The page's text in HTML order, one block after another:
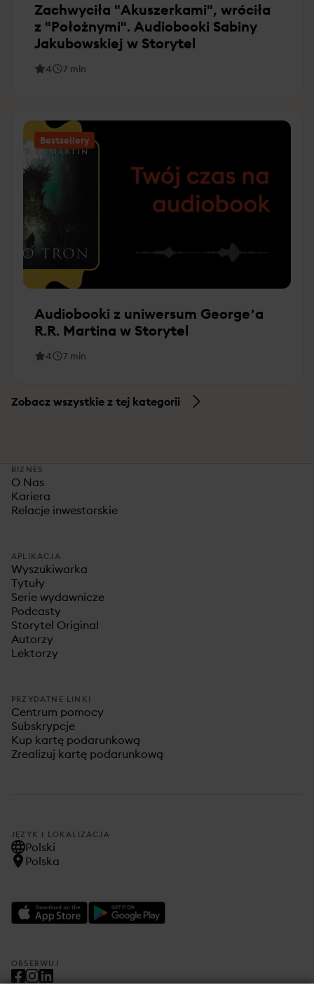
Zachwyciła "Akuszerkami", wróciła
z "Położnymi". Audiobooki Sabiny
Jakubowskiej w Storytel
4 7 min
Bestsellery
Audiobooki z uniwersum George’a
R.R. Martina w Storytel
4 7 min
Zobacz wszystkie z tej kategorii
BIZNES
O Nas
Kariera
Relacje inwestorskie
APLIKACJA
Wyszukiwarka
Tytuły
Serie wydawnicze
Podcasty
Storytel Original
Autorzy
Lektorzy
PRZYDATNE LINKI
Centrum pomocy
Subskrypcje
Kup kartę podarunkową
Zrealizuj kartę podarunkową
JĘZYK I LOKALIZACJA
Polski
Polska
OBSERWUJ